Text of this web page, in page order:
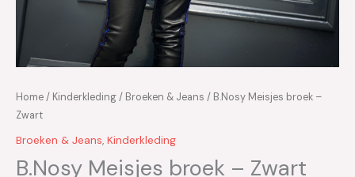
Home/ Kinderkleding/ Broeken & Jeans / B.Nosy Meisjes broek –
Zwart
Broeken & Jeans, Kinderkleding
B.Nosy Meisjes broek – Zwart